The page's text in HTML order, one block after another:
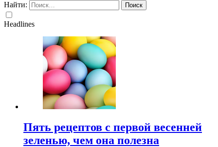
Найти:
Headlines
Пять рецептов с первой весенней
зеленью, чем она полезна